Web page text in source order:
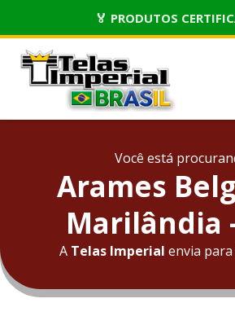
🏅 PRODUTOS
Você está
Arames
Marilândia
A Telas Imperial envia